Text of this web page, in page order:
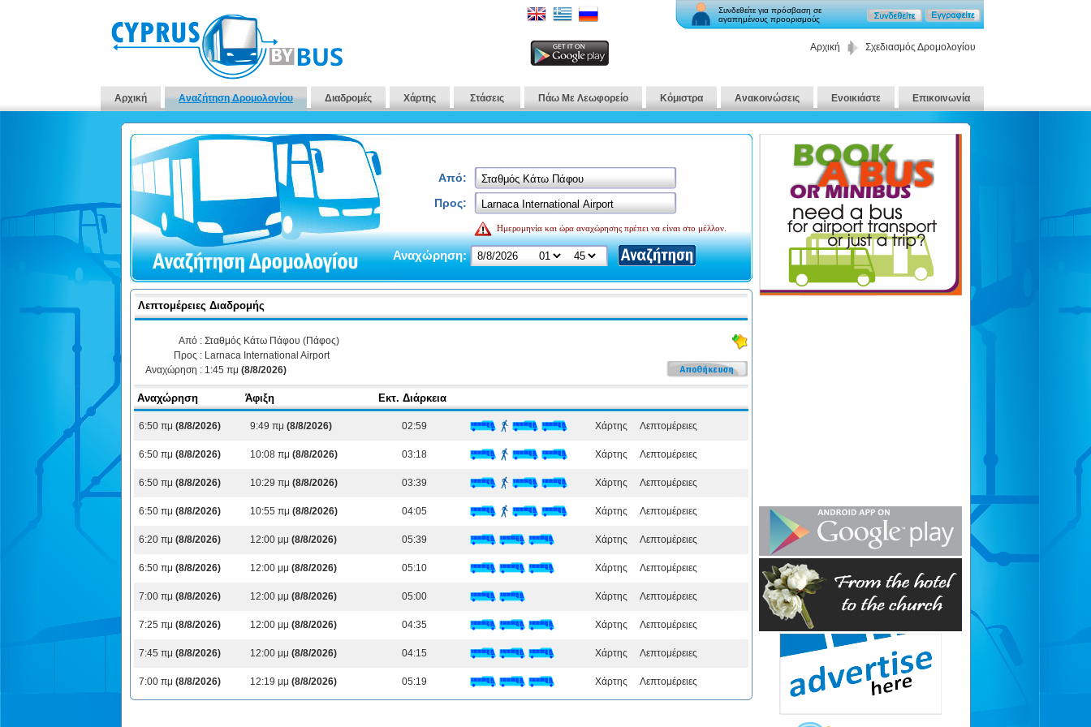
Συνδεθείτε για πρόσβαση σε
αγαπημένους προορισμούς
Αρχική Σχεδιασμός Δρομολογίου
Αρχική Αναζήτηση Δρομολογίου Διαδρομές Χάρτης Στάσεις Πάω Με Λεωφορείο Κόμιστρα Ανακοινώσεις Ενοικιάστε Επικοινωνία
Από:
Προς:
Ημερομηνία και ώρα αναχώρησης πρέπει να είναι στο μέλλον.
Αναχώρηση:
Λεπτομέρειες Διαδρομής
Από : Σταθμός Κάτω Πάφου (Πάφος)
Προς : Larnaca International Airport
Αναχώρηση : 1:45 πμ (8/8/2026)
Αναχώρηση Άφιξη Εκτ. Διάρκεια
6:50 πμ (8/8/2026) 9:49 πμ (8/8/2026) 02:59 Χάρτης Λεπτομέρειες
6:50 πμ (8/8/2026) 10:08 πμ (8/8/2026) 03:18 Χάρτης Λεπτομέρειες
6:50 πμ (8/8/2026) 10:29 πμ (8/8/2026) 03:39 Χάρτης Λεπτομέρειες
6:50 πμ (8/8/2026) 10:55 πμ (8/8/2026) 04:05 Χάρτης Λεπτομέρειες
6:20 πμ (8/8/2026) 12:00 μμ (8/8/2026) 05:39 Χάρτης Λεπτομέρειες
6:50 πμ (8/8/2026) 12:00 μμ (8/8/2026) 05:10 Χάρτης Λεπτομέρειες
7:00 πμ (8/8/2026) 12:00 μμ (8/8/2026) 05:00 Χάρτης Λεπτομέρειες
7:25 πμ (8/8/2026) 12:00 μμ (8/8/2026) 04:35 Χάρτης Λεπτομέρειες
7:45 πμ (8/8/2026) 12:00 μμ (8/8/2026) 04:15 Χάρτης Λεπτομέρειες
7:00 πμ (8/8/2026) 12:19 μμ (8/8/2026) 05:19 Χάρτης Λεπτομέρειες